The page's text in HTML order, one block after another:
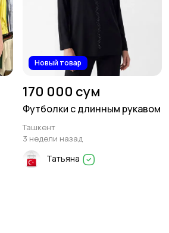
Новый товар
170 000 сум
Футболки с длинным рукавом
Ташкент
3 недели назад
Татьяна